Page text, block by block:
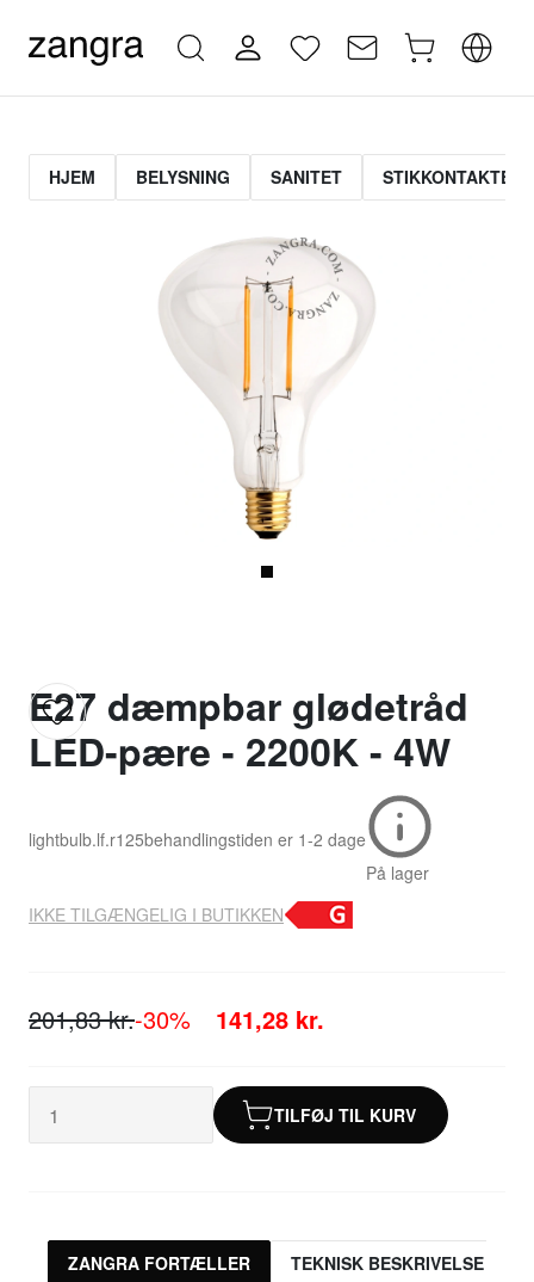
HJEM BELYSNING SANITET STIKKONTAKTER
E27 dæmpbar glødetråd
LED-pære - 2200K - 4W
lightbulb.lf.r125behandlingstiden er 1-2 dage
På lager
IKKE TILGÆNGELIG I BUTIKKEN
201,83 kr.-30% 141,28 kr.
TILFØJ TIL KURV
ZANGRA FORTÆLLER TEKNISK BESKRIVELSE